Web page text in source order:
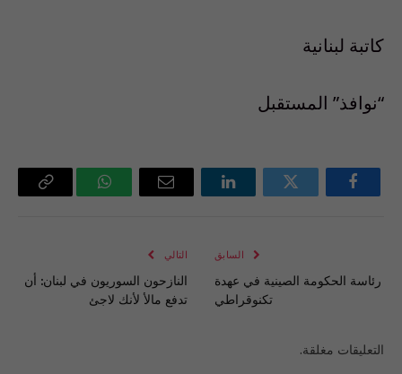
كاتبة لبنانية
“نوافذ” المستقبل
فيسبوك تويتر لينكدإن
البريد
واتساب Copy
السابق
رئاسة الحكومة الصينية في عهدة
تكنوقراطي
التالي
النازحون السوريون في لبنان: أن
تدفع مالأ لأنك لاجئ
التعليقات مغلقة.